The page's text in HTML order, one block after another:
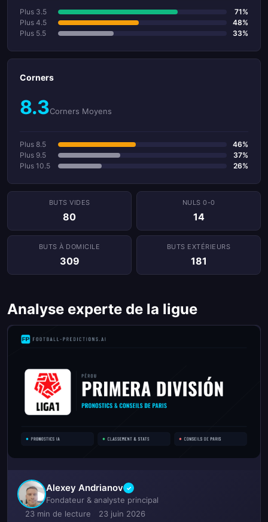
Plus 3.5
71%
Plus 4.5
48%
Plus 5.5
33%
Corners
8.3Corners Moyens
Plus 8.5
46%
Plus 9.5
37%
Plus 10.5
26%
BUTS VIDES
80
NULS 0-0
14
BUTS À DOMICILE
309
BUTS EXTÉRIEURS
181
Analyse experte de la ligue
Alexey Andrianov ✓
Fondateur & analyste principal
23 min de lecture
23 juin 2026